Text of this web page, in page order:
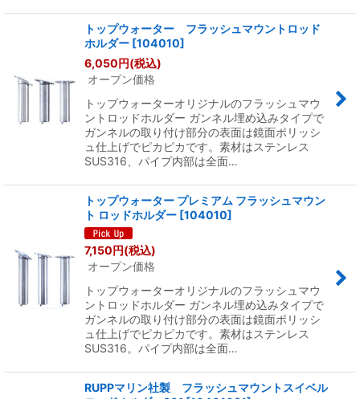
トップウォーター フラッシュマウントロッド
ホルダー [104010]
6,050円(税込)
オープン価格
トップウォーターオリジナルのフラッシュマウ
ントロッドホルダー ガンネル埋め込みタイプで
ガンネルの取り付け部分の表面は鏡面ポリッシ
ュ仕上げでピカピカです。素材はステンレス
SUS316、パイプ内部は全面…
トップウォーター プレミアム フラッシュマウン
ト ロッドホルダー [104010]
7,150円(税込)
オープン価格
トップウォーターオリジナルのフラッシュマウ
ントロッドホルダー ガンネル埋め込みタイプで
ガンネルの取り付け部分の表面は鏡面ポリッシ
ュ仕上げでピカピカです。素材はステンレス
SUS316。パイプ内部は全面…
RUPPマリン社製 フラッシュマウントスイベル